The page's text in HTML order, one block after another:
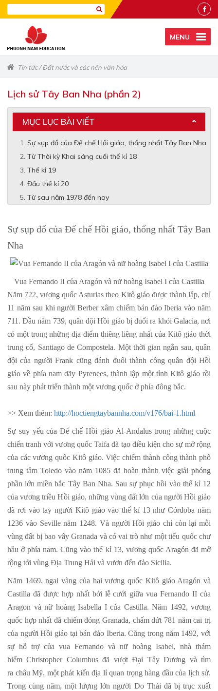
MENU
Tin tức/Đất nước và các nền văn hóa
Lịch sử Tây Ban Nha (phần 2)
MỤC LỤC BÀI VIẾT
Sự sụp đổ của Đế chế Hồi giáo, thống nhất Tây Ban Nha
Từ Thời kỳ Khai sáng cuối thế kỉ 18
Thế kỉ 19
Đầu thế kỉ 20
Từ sau năm 1978 đến nay
Sự sụp đổ của Đế chế Hồi giáo, thống nhất Tây Ban
Nha
Vua Fernando II của Aragón và nữ hoàng Isabel I của Castilla
Năm 722, vương quốc Asturias theo Kitô giáo được thành lập, chỉ
11 năm sau khi người Berber xâm chiếm bán đảo Iberia vào năm
711. Đầu năm 739, quân đội Hồi giáo bị đuổi ra khỏi Galacia, nơi
có một trong những địa điểm thiêng liêng nhất của Kitô giáo thời
trung cổ, Santiago de Compostela. Một thời gian ngắn sau, quân
đội của người Frank cũng đánh đuổi thành công quân đội Hồi
giáo về phía nam dãy Pyrenees, thành lập một tỉnh Kitô giáo rồi
sau này phát triển thành một vương quốc ở phía đông bắc.
>> Xem thêm: http://hoctiengtaybannha.com/v176/bai-1.html
Sự suy yếu của Đế chế Hồi giáo Al-Andalus trong những cuộc
chiến tranh với vương quốc Taifa đã tạo điều kiện cho sự mở rộng
của các vương quốc Kitô giáo. Việc chiếm thành công thành phố
trung tâm Toledo vào năm 1085 đã hoàn thành việc giải phóng
phần lớn miền bắc Tây Ban Nha. Sau sự phục hồi vào thế kỉ 12
của vương triều Hồi giáo, những vùng đất lớn của người Hồi giáo
đã rơi vào tay người Kitô giáo vào thế kỉ 13 như Córdoba năm
1236 vào Seville năm 1248. Và người Hồi giáo chỉ còn lại mỗi
vùng đất bị bao vây Granada và có vai trò như một tiểu quốc chư
hầu ở phía nam. Cũng vào thế kỉ 13, vương quốc Aragón đã mở
rộng tới vùng Địa Trung Hải và vươn đến đảo Sicilia.
Năm 1469, ngai vàng của hai vương quốc Kitô giáo Aragón và
Castilla đã được hợp nhất bởi lễ cưới giữa vua Fernando II của
Aragon và nữ hoàng Isabella I của Castilla. Năm 1492, vương
quốc hợp nhất đã chiếm đóng Granada, chấm dứt 781 năm cai trị
của người Hồi giáo tại bán đảo Iberia. Cũng trong năm 1492, với
sự hỗ trợ của vua Fernando và nữ hoàng Isabel, nhà thám
hiểm Christopher Columbus đã vượt Đại Tây Dương và tìm
ra châu Mỹ, một phát kiến địa lí quan trọng hàng đầu của lịch sử.
Trong cùng năm, một lượng lớn người Do Thái đã bị trục xuất